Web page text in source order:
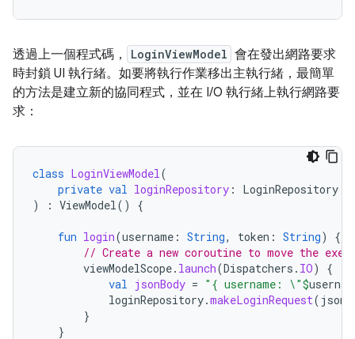
透過上一個程式碼， LoginViewModel 會在發出網路要求
時封鎖 UI 執行緒。如要將執行作業移出主執行緒，最簡單
的方法是建立新的協同程式，並在 I/O 執行緒上執行網路要
求：
class LoginViewModel(
private val loginRepository :
LoginRepository
)
: ViewModel() {
fun login(username : String, token : String)
{
// Create a new coroutine to move the
viewModelScope. launch(Dispatchers . IO)
{
val jsonBody = "{ username: \"$
loginRepository.makeLoginRequest(
}
}